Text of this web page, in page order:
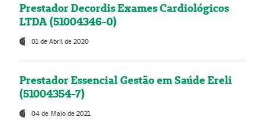
Prestador Decordis Exames Cardiológicos
LTDA (51004346-0)
01 de Abril de 2020
Prestador Essencial Gestão em Saúde Ereli
(51004354-7)
04 de Maio de 2021